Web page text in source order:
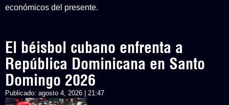
económicos del presente.
El béisbol cubano enfrenta a
República Dominicana en Santo
Domingo 2026
Publicado: agosto 4, 2026 | 21:47